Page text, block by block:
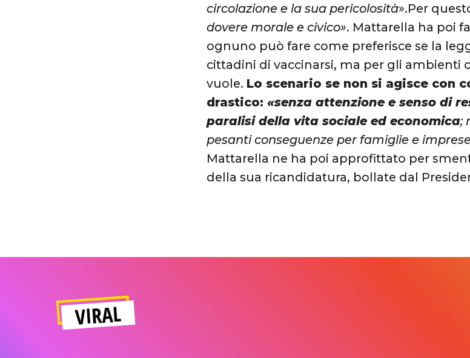
circolazione e la sua pericolosità».Per
dovere morale e civico». Mattarella ha poi
ognuno può fare come preferisce se la
cittadini di vaccinarsi, ma per gli ambienti
vuole. Lo scenario se non si agisce con
drastico:«senza attenzione e senso di
paralisi della vita sociale ed economica;
pesanti conseguenze per famiglie e
Mattarella ne ha poi approfittato per
della sua ricandidatura, bollate dal
VIRAL